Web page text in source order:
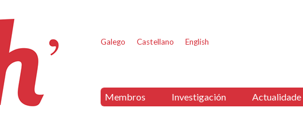
Galego Castellano English
Membros Investigación Actualidade